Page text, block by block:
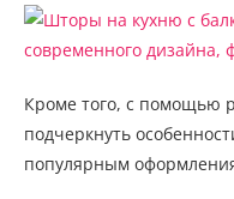
Кроме того, с помощью
подчеркнуть
популярным